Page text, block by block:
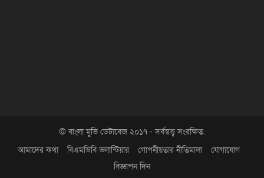
© বাংলা মুভি ডেটাবেজ ২০১৭ - সর্বস্বত্ত্ব সংরক্ষিত.
আমাদের কথা
বিএমডিবি ভলান্টিয়ার গোপনীয়তার নীতিমালা
যোগাযোগ
বিজ্ঞাপন দিন